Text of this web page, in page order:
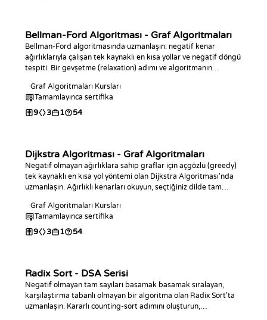
Bellman-Ford Algoritması - Graf Algoritmaları
Bellman-Ford algoritmasında uzmanlaşın: negatif kenar
ağırlıklarıyla çalışan tek kaynaklı en kısa yollar ve negatif döngü
tespiti. Bir gevşetme (relaxation) adımı ve algoritmanın
sorgularını yanıtlayın.
Graf Algoritmaları Kursları
Tamamlayınca sertifika
9 3 1 54
Dijkstra Algoritması - Graf Algoritmaları
Negatif olmayan ağırlıklara sahip graflar için açgözlü (greedy)
tek kaynaklı en kısa yol yöntemi olan Dijkstra Algoritması'nda
uzmanlaşın. Ağırlıklı kenarları okuyun, seçtiğiniz dilde tam
uzak köşe sorgularını yanıtlayın.
Graf Algoritmaları Kursları
Tamamlayınca sertifika
9 3 1 54
Radix Sort - DSA Serisi
Negatif olmayan tam sayıları basamak basamak sıralayan,
karşılaştırma tabanlı olmayan bir algoritma olan Radix Sort'ta
uzmanlaşın. Kararlı counting-sort adımını oluşturun,